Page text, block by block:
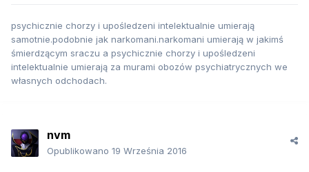
psychicznie chorzy i upośledzeni intelektualnie umierają
samotnie.podobnie jak narkomani.narkomani umierają w jakimś
śmierdzącym sraczu a psychicznie chorzy i upośledzeni
intelektualnie umierają za murami obozów psychiatrycznych we
własnych odchodach.
nvm
Opublikowano 19 Września 2016